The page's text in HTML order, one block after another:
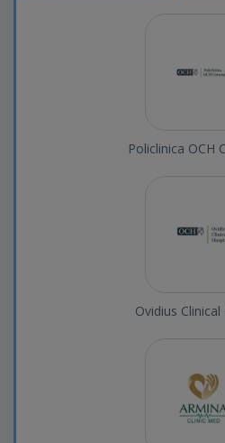
Policlinica OCH
Ovidius